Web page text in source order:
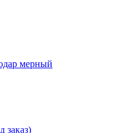
мерный
заказ)